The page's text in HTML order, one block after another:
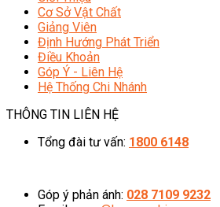
Cơ Sở Vật Chất
Giảng Viên
Định Hướng Phát Triển
Điều Khoản
Góp Ý - Liên Hệ
Hệ Thống Chi Nhánh
THÔNG TIN LIÊN HỆ
Tổng đài tư vấn: 1800 6148
Góp ý phản ánh: 028 7109 9232